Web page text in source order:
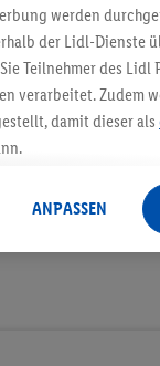
sichern!
werden
der Lidl-Dienste
Teilnehmer des Lidl
verarbeitet. Zudem
damit dieser als
Nutzung der Lidl-
oder Geschlecht -
einschließlich dem
ANPASSEN